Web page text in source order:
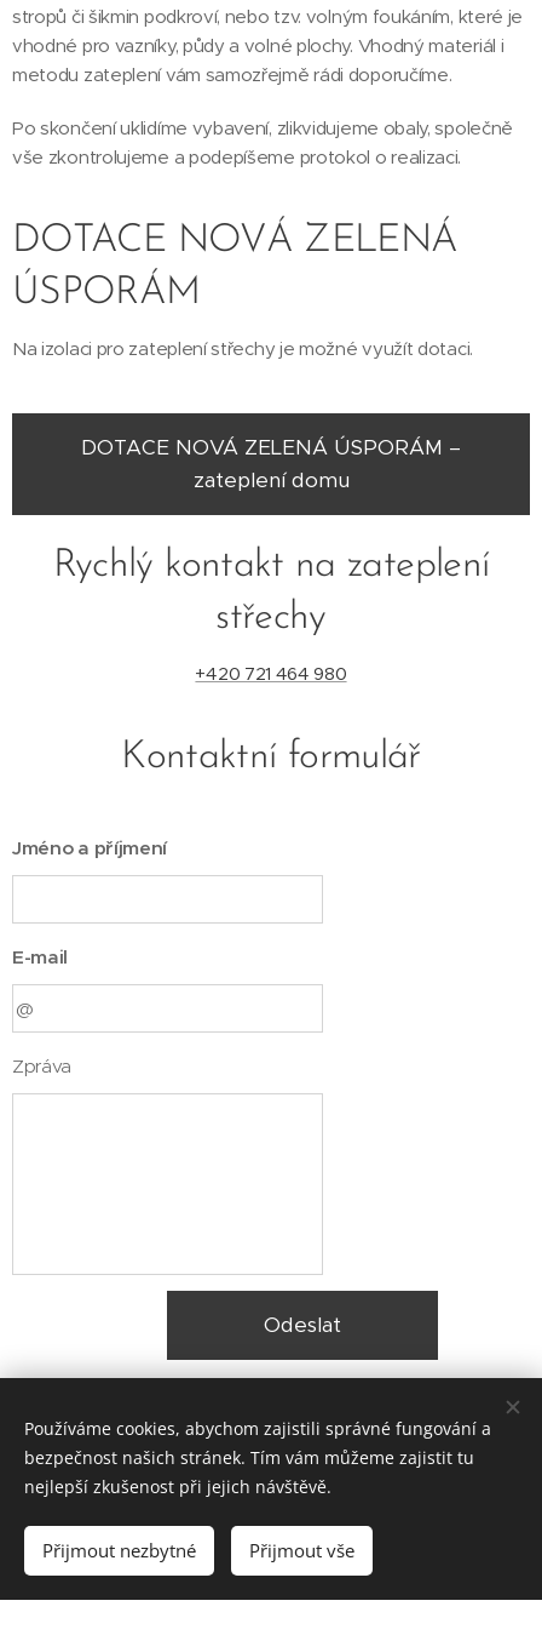
stropů či šikmin podkroví, nebo tzv. volným foukáním, které je
vhodné pro vazníky, půdy a volné plochy. Vhodný materiál i
metodu zateplení vám samozřejmě rádi doporučíme.
Po skončení uklidíme vybavení, zlikvidujeme obaly, společně
vše zkontrolujeme a podepíšeme protokol o realizaci.
DOTACE NOVÁ ZELENÁ
ÚSPORÁM
Na izolaci pro zateplení střechy je možné využít dotaci.
DOTACE NOVÁ ZELENÁ ÚSPORÁM –
zateplení domu
Rychlý kontakt na zateplení
střechy
+420 721 464 980
Kontaktní formulář
Jméno a příjmení
E-mail
Zpráva
Odeslat
© 2025 Zateplení fasády Praha |Lokality
Vytvořeno službou Webnode
Používáme cookies, abychom zajistili správné fungování a
bezpečnost našich stránek. Tím vám můžeme zajistit tu
nejlepší zkušenost při jejich návštěvě.
Přijmout nezbytné Přijmout vše